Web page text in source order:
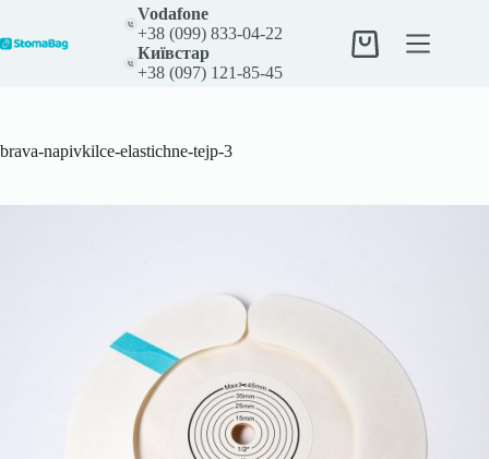
вмісту
Vodafone
+38 (099) 833-04-22
Київстар
+38 (097) 121-85-45
Кошик
brava-napivkilce-elastichne-tejp-3